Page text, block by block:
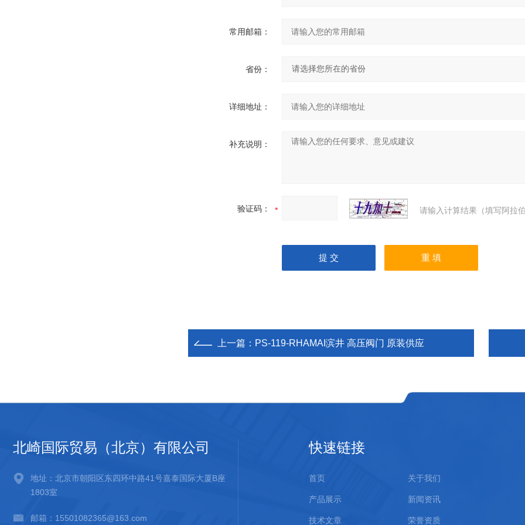
常用邮箱：
省份：
详细地址：
补充说明：
验证码： 请输入计算结果（填写阿拉
上一篇： PS-119-RHAMAI滨井 高压阀门 原装供应
北崎国际贸易（北京）有限公司
地址：北京市朝阳区东四环中路41号嘉泰国际大厦B座
1803室
邮箱：15501082365@163.com
快速链接
首页 关于我们
产品展示 新闻资讯
技术文章 荣誉资质